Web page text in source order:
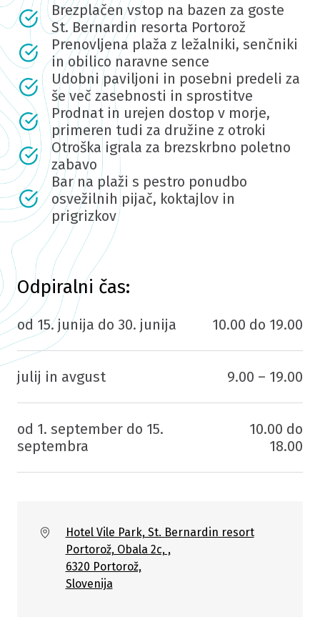
Brezplačen vstop na bazen za goste
St. Bernardin resorta Portorož
Prenovljena plaža z ležalniki, senčniki
in obilico naravne sence
Udobni paviljoni in posebni predeli za
še več zasebnosti in sprostitve
Prodnat in urejen dostop v morje,
primeren tudi za družine z otroki
Otroška igrala za brezskrbno poletno
zabavo
Bar na plaži s pestro ponudbo
osvežilnih pijač, koktajlov in
prigrizkov
Odpiralni čas:
od 15. junija do 30. junija 10.00 do 19.00
julij in avgust 9.00 – 19.00
od 1. september do 15.
septembra
10.00 do
18.00
Hotel Vile Park, St. Bernardin resort
Portorož, Obala 2c, ,
6320 Portorož,
Slovenija